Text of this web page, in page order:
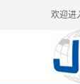
欢迎进